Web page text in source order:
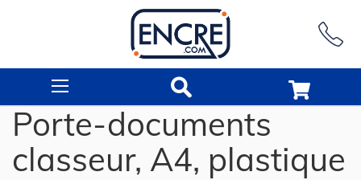
Porte-documents
classeur, A4, plastique